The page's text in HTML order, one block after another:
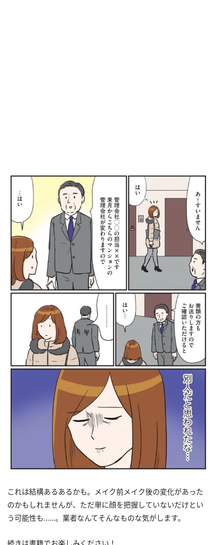
これは結構あるあるかも。メイク前メイク後の変化があった
のかもしれませんが、ただ単に顔を把握していないだけとい
う可能性も……。業者なんてそんなものな気がします。
続きは書籍でお楽しみください！